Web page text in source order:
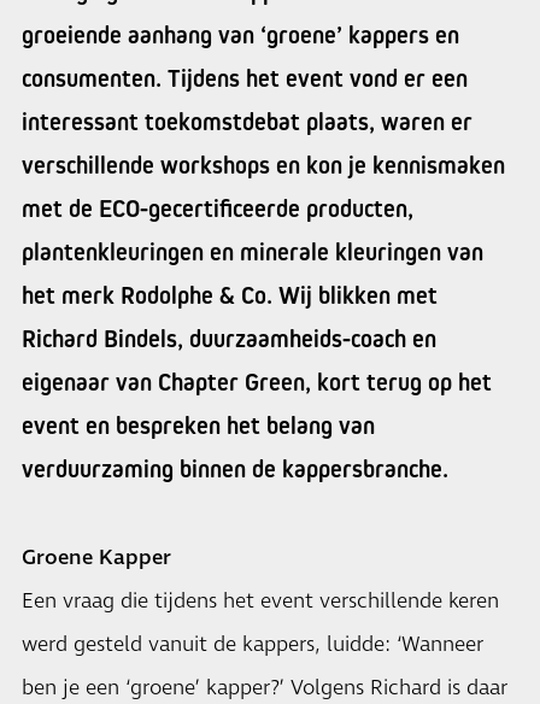
groeiende aanhang van ‘groene’ kappers en
consumenten. Tijdens het event vond er een
interessant toekomstdebat plaats, waren er
verschillende workshops en kon je kennismaken
met de ECO-gecertificeerde producten,
plantenkleuringen en minerale kleuringen van
het merk Rodolphe & Co. Wij blikken met
Richard Bindels, duurzaamheids-coach en
eigenaar van Chapter Green, kort terug op het
event en bespreken het belang van
verduurzaming binnen de kappersbranche.
Groene Kapper
Een vraag die tijdens het event verschillende keren
werd gesteld vanuit de kappers, luidde: ‘Wanneer
ben je een ‘groene’ kapper?’ Volgens Richard is daar